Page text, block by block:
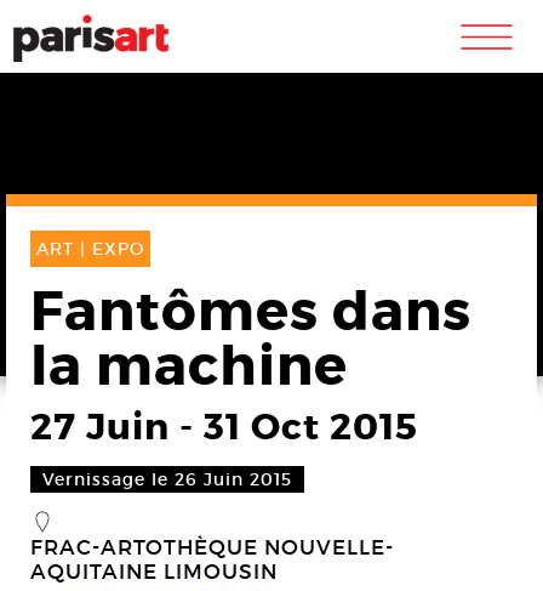
m
ART | EXPO
Fantômes dans
la machine
27 Juin - 31 Oct 2015
Vernissage le 26 Juin 2015
_
FRAC-ARTOTHÈQUE NOUVELLE-
AQUITAINE LIMOUSIN